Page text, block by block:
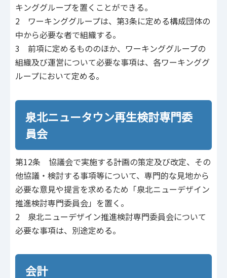
キンググループを置くことができる。
2 ワーキンググループは、第3条に定める構成団体の
中から必要な者で組織する。
3 前項に定めるもののほか、ワーキンググループの
組織及び運営について必要な事項は、各ワーキンググ
ループにおいて定める。
泉北ニュータウン再生検討専門委
員会
第12条 協議会で実施する計画の策定及び改定、その
他協議・検討する事項等について、専門的な見地から
必要な意見や提言を求めるため「泉北ニューデザイン
推進検討専門委員会」を置く。
2 泉北ニューデザイン推進検討専門委員会について
必要な事項は、別途定める。
会計